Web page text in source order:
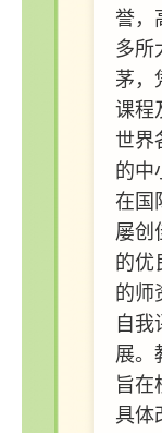
誉，
多所
茅，
课程
世界
的中
在国
屡创
的优
的师
自我
展。
旨在
具体